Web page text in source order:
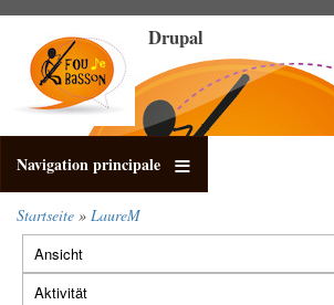
Inhalt
Drupal
Navigation principale
Pfadnavigation
Startseite LaureM
Primäre
Reiter
Ansicht
Aktivität